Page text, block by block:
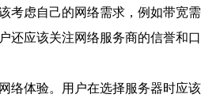
虑自己的网络需求，例如带宽
应该关注网络服务商的信誉和
体验。用户在选择服务器时应